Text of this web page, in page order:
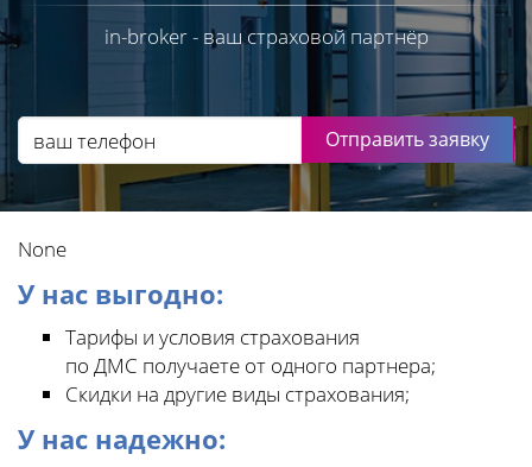
in-broker - ваш страховой партнёр
Отправить заявку
None
У нас выгодно:
Тарифы и условия страхования
по ДМС получаете от одного партнера;
Скидки на другие виды страхования;
У нас надежно: